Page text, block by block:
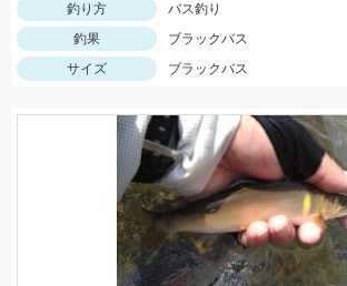
釣り方
バス釣り
釣果
ブラックバス
サイズ
ブラックバス